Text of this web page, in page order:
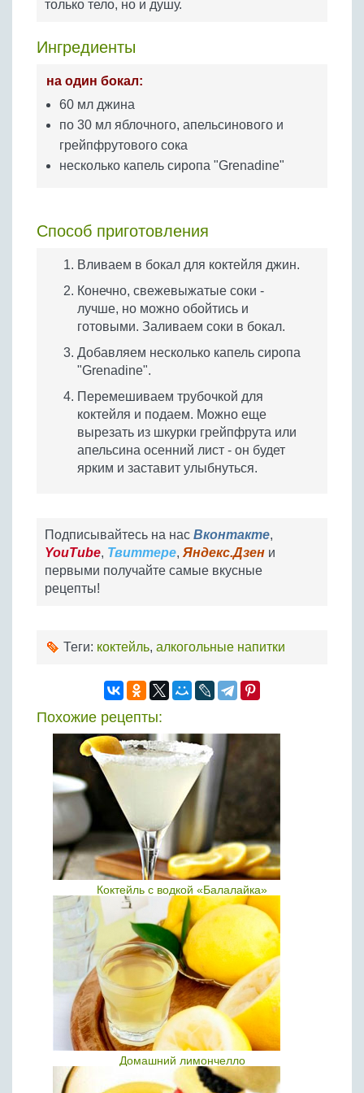
Бобовые
Крупы
только тело, но и душу.
Ингредиенты
на один бокал:
60 мл джина
по 30 мл яблочного, апельсинового и
грейпфрутового сока
несколько капель сиропа "Grenadine"
Способ приготовления
Вливаем в бокал для коктейля джин.
Конечно, свежевыжатые соки -
лучше, но можно обойтись и
готовыми. Заливаем соки в бокал.
Добавляем несколько капель сиропа
"Grenadine".
Перемешиваем трубочкой для
коктейля и подаем. Можно еще
вырезать из шкурки грейпфрута или
апельсина осенний лист - он будет
ярким и заставит улыбнуться.
Подписывайтесь на нас Вконтакте,
YouTube, Твиттере, Яндекс.Дзен и
первыми получайте самые вкусные
рецепты!
Теги: коктейль, алкогольные напитки
Похожие рецепты:
Коктейль с водкой «Балалайка»
Домашний лимончелло